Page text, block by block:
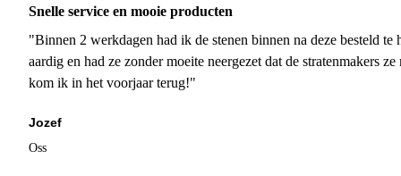
Snelle service en mooie producten
"Binnen 2 werkdagen had ik de stenen binnen na deze besteld
aardig en had ze zonder moeite neergezet dat de stratenmakers
kom ik in het voorjaar terug!"
Jozef
Oss